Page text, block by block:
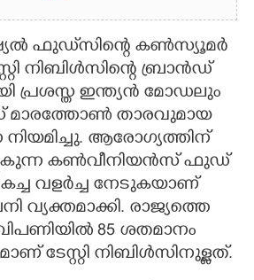
ഫുഡ്‌സിന്റെ കൺസ്യൂമർ
നിബിൾസിന്റെ ബ്രാൻഡ്
പ്രശസ്ത ഇന്ത്യൻ മോഡലും
മാരത്തോൺ താരവുമായ
നിയമിച്ചു. ആരോഗ്യത്തിന്
കൺവീനിയൻസ് ഫുഡ്
വളർച്ച നേടുകയാണ്
വ്യക്തമാക്കി. രാജ്യത്തെ
85 ശതമാനം
ടേസ്റ്റി നിബിൾസിനുള്ളത്.